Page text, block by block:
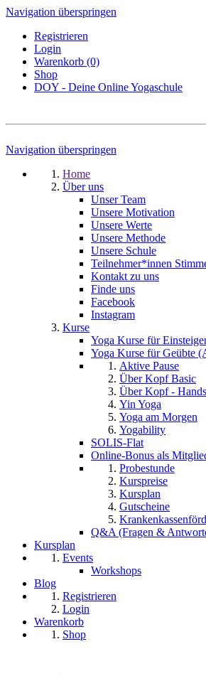
Navigation überspringen
Registrieren
Login
Warenkorb (0)
Shop
DOY - Deine Online Yogaschule
Navigation überspringen
Home
Über uns
Unser Team
Unsere Motivation
Unsere Werte
Unsere Methode
Unsere Schule
Teilnehmer*innen
Kontakt zu uns
Finde uns
Facebook
Instagram
Kurse
Yoga Kurse für
Yoga Kurse für Geübte
Aktive Pause
Über Kopf Basic
Über Kopf -
Yin Yoga
Yoga am Morgen
Yogability
SOLIS-Flat
Online-Bonus als
Probestunde
Kurspreise
Kursplan
Gutscheine
Q&A (Fragen &
Kursplan
Events
Workshops
Blog
Registrieren
Login
Warenkorb
Shop